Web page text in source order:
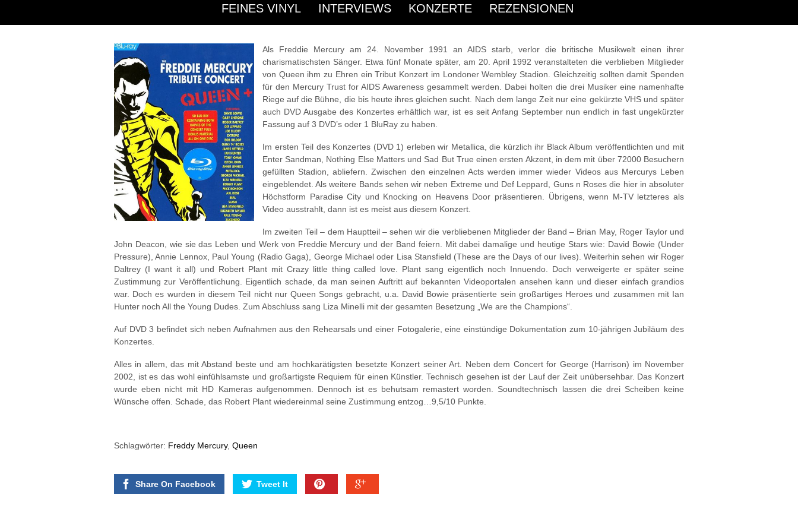
FEINES VINYL INTERVIEWS KONZERTE REZENSIONEN
Rezensionen/ September 22, 2013
Als Freddie Mercury am 24. November 1991 an AIDS starb, verlor die britische Musikwelt einen ihrer
charismatischsten Sänger. Etwa fünf Monate später, am 20. April 1992 veranstalteten die verblieben Mitglieder
von Queen ihm zu Ehren ein Tribut Konzert im Londoner Wembley Stadion. Gleichzeitig sollten damit Spenden
für den Mercury Trust for AIDS Awareness gesammelt werden. Dabei holten die drei Musiker eine namenhafte
Riege auf die Bühne, die bis heute ihres gleichen sucht. Nach dem lange Zeit nur eine gekürzte VHS und später
auch DVD Ausgabe des Konzertes erhältlich war, ist es seit Anfang September nun endlich in fast ungekürzter
Fassung auf 3 DVD’s oder 1 BluRay zu haben.
Im ersten Teil des Konzertes (DVD 1) erleben wir Metallica, die kürzlich ihr Black Album veröffentlichten und mit
Enter Sandman, Nothing Else Matters und Sad But True einen ersten Akzent, in dem mit über 72000 Besuchern
gefüllten Stadion, abliefern. Zwischen den einzelnen Acts werden immer wieder Videos aus Mercurys Leben
eingeblendet. Als weitere Bands sehen wir neben Extreme und Def Leppard, Guns n Roses die hier in absoluter
Höchstform Paradise City und Knocking on Heavens Door präsentieren. Übrigens, wenn M-TV letzteres als
Video ausstrahlt, dann ist es meist aus diesem Konzert.
Im zweiten Teil – dem Hauptteil – sehen wir die verbliebenen Mitglieder der Band – Brian May, Roger Taylor und
John Deacon, wie sie das Leben und Werk von Freddie Mercury und der Band feiern. Mit dabei damalige und heutige Stars wie: David Bowie (Under
Pressure), Annie Lennox, Paul Young (Radio Gaga), George Michael oder Lisa Stansfield (These are the Days of our lives). Weiterhin sehen wir Roger
Daltrey (I want it all) und Robert Plant mit Crazy little thing called love. Plant sang eigentlich noch Innuendo. Doch verweigerte er später seine
Zustimmung zur Veröffentlichung. Eigentlich schade, da man seinen Auftritt auf bekannten Videoportalen ansehen kann und dieser einfach grandios
war. Doch es wurden in diesem Teil nicht nur Queen Songs gebracht, u.a. David Bowie präsentierte sein großartiges Heroes und zusammen mit Ian
Hunter noch All the Young Dudes. Zum Abschluss sang Liza Minelli mit der gesamten Besetzung „We are the Champions“.
Auf DVD 3 befindet sich neben Aufnahmen aus den Rehearsals und einer Fotogalerie, eine einstündige Dokumentation zum 10-jährigen Jubiläum des
Konzertes.
Alles in allem, das mit Abstand beste und am hochkarätigsten besetzte Konzert seiner Art. Neben dem Concert for George (Harrison) im November
2002, ist es das wohl einfühlsamste und großartigste Requiem für einen Künstler. Technisch gesehen ist der Lauf der Zeit unübersehbar. Das Konzert
wurde eben nicht mit HD Kameras aufgenommen. Dennoch ist es behutsam remastert worden. Soundtechnisch lassen die drei Scheiben keine
Wünsche offen. Schade, das Robert Plant wiedereinmal seine Zustimmung entzog…9,5/10 Punkte.
Schlagwörter: Freddy Mercury, Queen
Share On Facebook Tweet It